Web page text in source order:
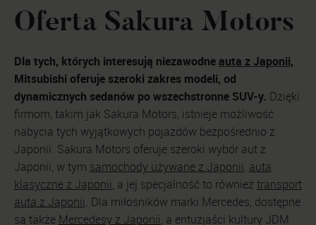
Oferta Sakura Motors
Dla tych, których interesują niezawodneauta z Japonii,
Mitsubishi oferuje szeroki zakres modeli, od
dynamicznych sedanów po wszechstronne SUV-y. Dzięki
firmom, takim jak Sakura Motors, istnieje możliwość
nabycia tych wyjątkowych pojazdów bezpośrednio z
Japonii. Sakura Motors oferuje szeroki wybór aut z
Japonii, w tym samochody używane z Japonii, auta
klasyczne z Japonii, a jej specjalność to również transport
auta z Japonii. Dla miłośników marki Mercedes, dostępne
są także Mercedesy z Japonii, a entuzjaści kultury JDM